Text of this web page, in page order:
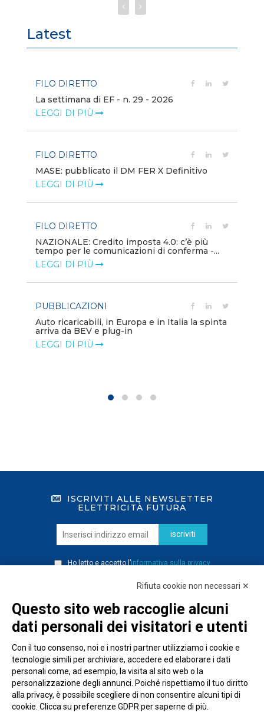
Latest
FILO DIRETTO
La settimana di EF - n. 29 - 2026
LEGGI DI PIÙ
FILO DIRETTO
MASE: pubblicato il DM FER X Definitivo
LEGGI DI PIÙ
FILO DIRETTO
NAZIONALE: Credito imposta 4.0: c’è più
tempo per le comunicazioni di conferma -...
LEGGI DI PIÙ
PUBBLICAZIONI
Auto ricaricabili, in Europa e in Italia la spinta
arriva da BEV e plug-in
LEGGI DI PIÙ
ISCRIVITI ALLE NEWSLETTER
ELETTRICITÀ FUTURA
iscriviti
Ho letto e accetto l’informativa sulla privacy
Rifiuta cookie non necessari ✕
Questo sito web raccoglie alcuni
dati personali dei visitatori e utenti
Con il tuo consenso, noi e i nostri partner utilizziamo i cookie e
tecnologie simili per archiviare, accedere ed elaborare i dati
personali come, ad esempio, la visita al sito web o la
personalizzazione degli annunci. Poiché rispettiamo il tuo diritto
alla privacy, è possibile scegliere di non consentire alcuni tipi di
cookie. Clicca su preferenze GDPR per saperne di più.